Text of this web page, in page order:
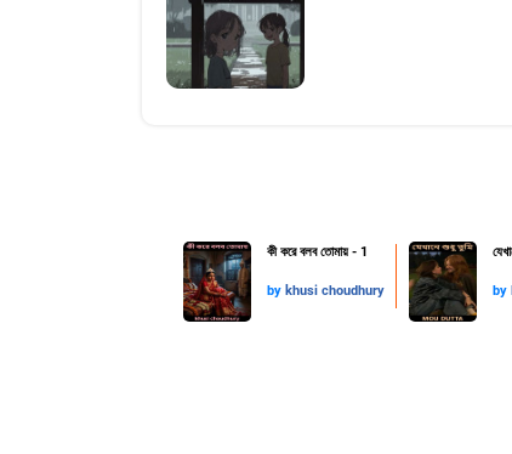
কী করে বলব তোমায় - 1
by khusi choudhury by